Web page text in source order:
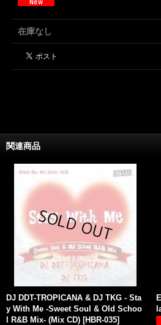
在庫なし
関連商品
DJ DDT-TROPICANA & DJ TKG - Sta
y With Me -Sweet Soul & Old Schoo
l R&B Mix- (Mix CD) [HBR-035]